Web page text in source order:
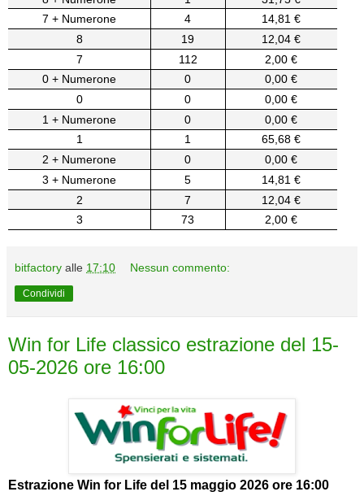
7 + Numerone
4
14,81 €
8
19
12,04 €
7
112
2,00 €
0 + Numerone
0
0,00 €
0
0
0,00 €
1 + Numerone
0
0,00 €
1
1
65,68 €
2 + Numerone
0
0,00 €
3 + Numerone
5
14,81 €
2
7
12,04 €
3
73 2,00 €
bitfactory alle 17:10 Nessun commento:
Condividi
Win for Life classico estrazione del 15-
05-2026 ore 16:00
Estrazione Win for Life del 15 maggio 2026 ore 16:00